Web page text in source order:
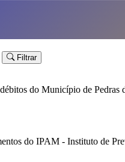
Filtrar
do Município de
do IPAM - Instituto de